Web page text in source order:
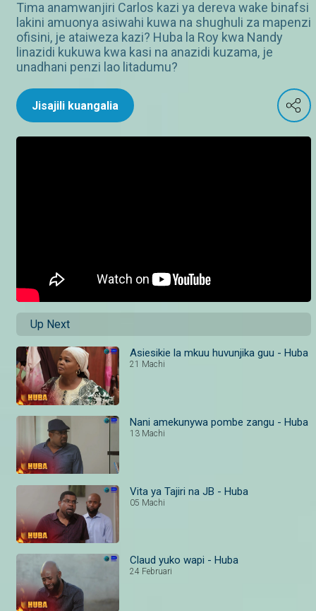
Tima anamwanjiri Carlos kazi ya dereva wake binafsi
lakini amuonya asiwahi kuwa na shughuli za mapenzi
ofisini, je ataiweza kazi? Huba la Roy kwa Nandy
linazidi kukuwa kwa kasi na anazidi kuzama, je
unadhani penzi lao litadumu?
Jisajili kuangalia
Up Next
Asiesikie la mkuu huvunjika guu - Huba
21 Machi
Nani amekunywa pombe zangu - Huba
13 Machi
Vita ya Tajiri na JB - Huba
05 Machi
Claud yuko wapi - Huba
24 Februari